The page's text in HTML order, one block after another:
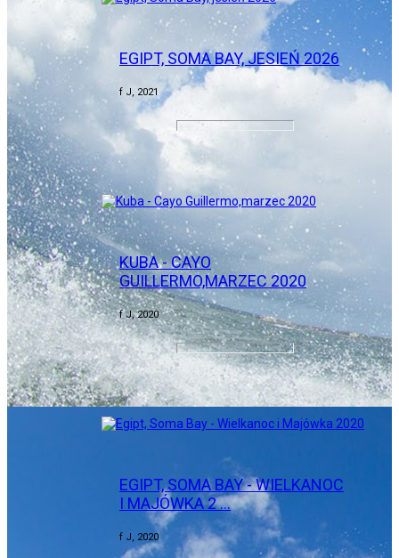
EGIPT, SOMA BAY, JESIEŃ 2026
f J, 2021
KUBA - CAYO
GUILLERMO,MARZEC 2020
f J, 2020
EGIPT, SOMA BAY - WIELKANOC
I MAJÓWKA 2 …
f J, 2020